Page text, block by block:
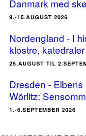
Danmark med
9.-15.AUGUST 2026
Nordengland - I
klostre,
25.AUGUST TIL
Dresden -
Wörlitz:
1.-6.SEPTEMBER 2026